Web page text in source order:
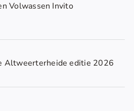
Volwassen Invito
Altweerterheide editie 2026